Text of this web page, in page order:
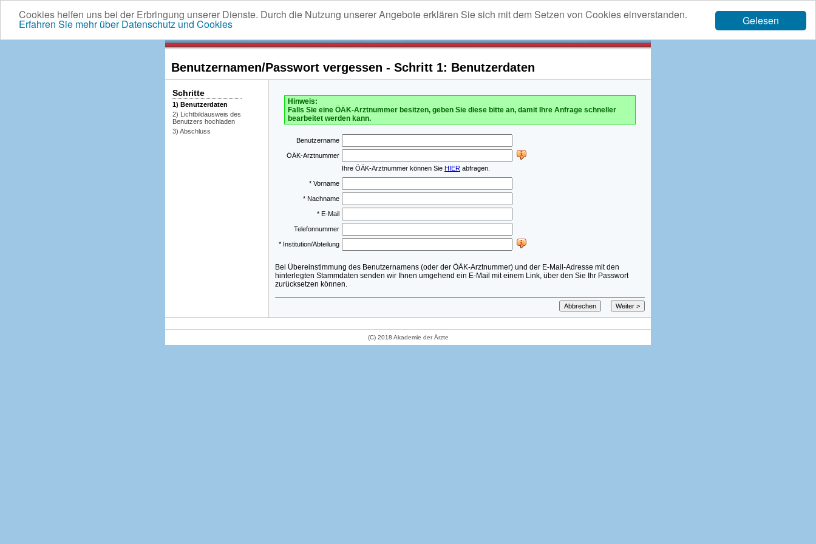
Gelesen
Cookies helfen uns bei der Erbringung unserer Dienste. Durch die Nutzung unserer Angebote erklären Sie sich mit dem Setzen von Cookies einverstanden.
Erfahren Sie mehr über Datenschutz und Cookies
Benutzernamen/Passwort vergessen - Schritt 1: Benutzerdaten
Schritte
1) Benutzerdaten
2) Lichtbildausweis des
Benutzers hochladen
3) Abschluss
Hinweis:
Falls Sie eine ÖÄK-Arztnummer besitzen, geben Sie diese bitte an, damit Ihre Anfrage schneller
bearbeitet werden kann.
Benutzername
ÖÄK-Arztnummer
Ihre ÖÄK-Arztnummer können Sie HIER abfragen.
* Vorname
* Nachname
* E-Mail
Telefonnummer
* Institution/Abteilung
Bei Übereinstimmung des Benutzernamens (oder der ÖÄK-Arztnummer) und der E-Mail-Adresse mit den
hinterlegten Stammdaten senden wir Ihnen umgehend ein E-Mail mit einem Link, über den Sie Ihr Passwort
zurücksetzen können.
(C) 2018 Akademie der Ärzte